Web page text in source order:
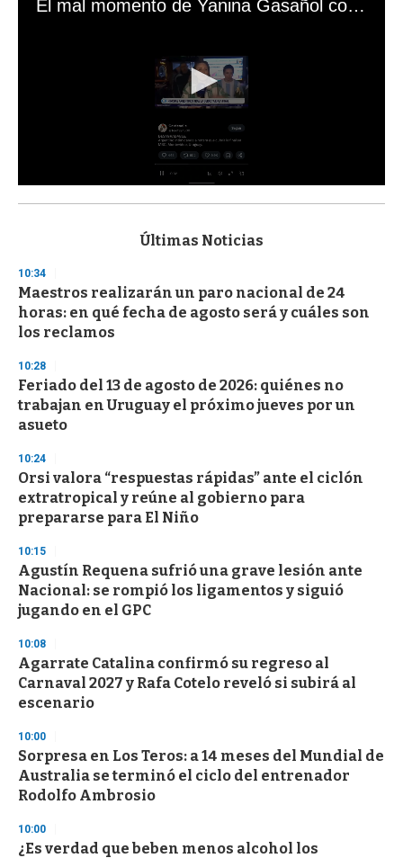
El mal momento de Yanina Gasañol con un hincha argentino en "Subrayado"
s
d
s
o
f
3
s
e
c
o
n
Últimas Noticias
10:34
Maestros realizarán un paro nacional de 24
horas: en qué fecha de agosto será y cuáles son
los reclamos
10:28
Feriado del 13 de agosto de 2026: quiénes no
trabajan en Uruguay el próximo jueves por un
asueto
10:24
Orsi valora “respuestas rápidas” ante el ciclón
extratropical y reúne al gobierno para
prepararse para El Niño
10:15
Agustín Requena sufrió una grave lesión ante
Nacional: se rompió los ligamentos y siguió
jugando en el GPC
10:08
Agarrate Catalina confirmó su regreso al
Carnaval 2027 y Rafa Cotelo reveló si subirá al
escenario
10:00
Sorpresa en Los Teros: a 14 meses del Mundial de
Australia se terminó el ciclo del entrenador
Rodolfo Ambrosio
10:00
¿Es verdad que beben menos alcohol los